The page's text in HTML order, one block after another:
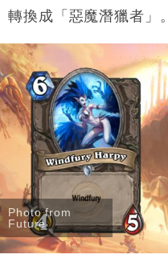
轉換成「惡魔潛獵者」。
Photo from
Future